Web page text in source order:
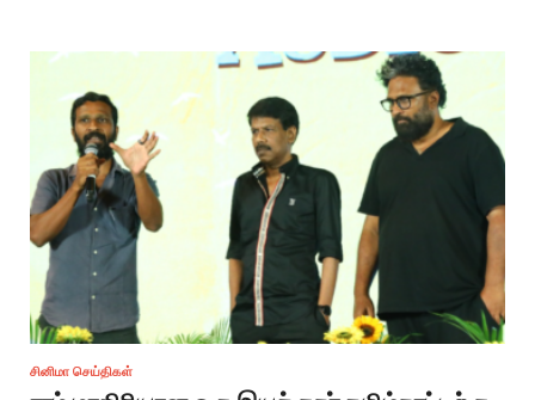
சினிமா செய்திகள்